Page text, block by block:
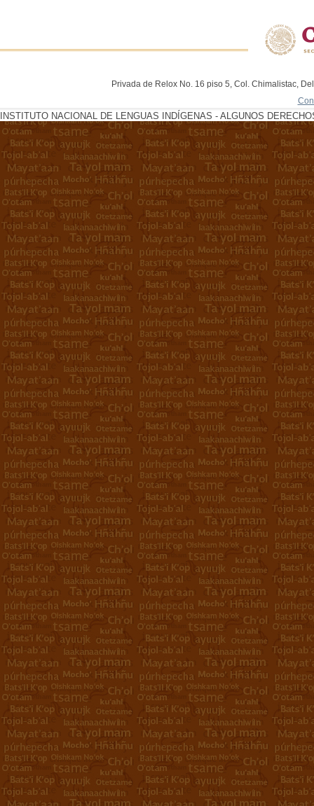
Privada de Relox No. 16 piso 5, Col. Chimalistac,
INSTITUTO NACIONAL DE LENGUAS INDÍGENAS - ALGUNOS